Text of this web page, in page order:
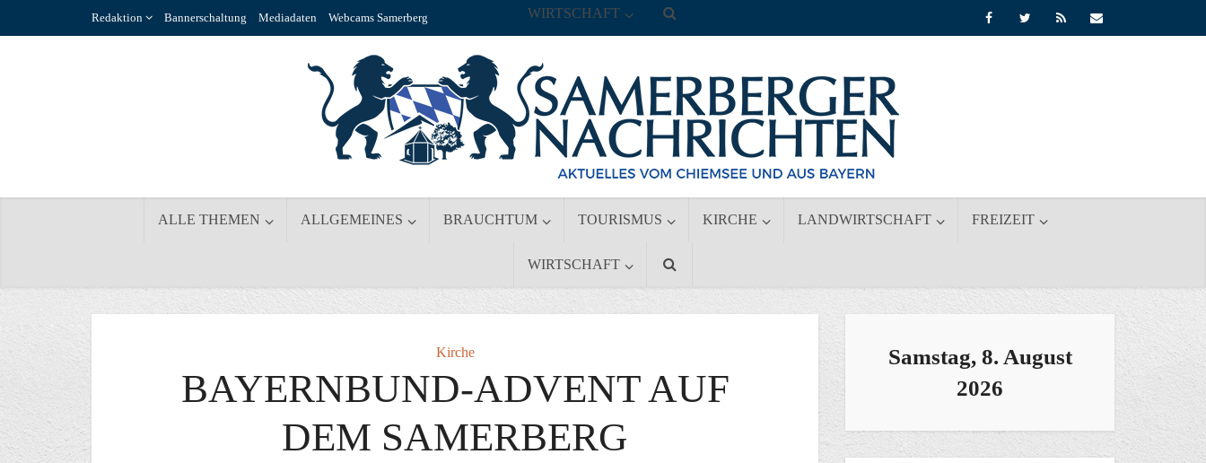
Redaktion Bannerschaltung Mediadaten Webcams Samerberg
ALLE THEMEN ALLGEMEINES BRAUCHTUM TOURISMUS KIRCHE LANDWIRTSCHAFT FREIZEIT
WIRTSCHAFT
WIRTSCHAFT
Kirche
BAYERNBUND-ADVENT AUF
DEM SAMERBERG
Samstag, 8. August
2026